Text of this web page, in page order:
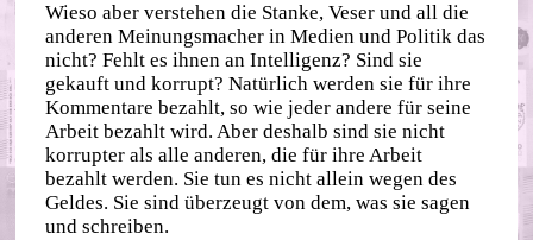
Wieso aber verstehen die Stanke, Veser und all die
anderen Meinungsmacher in Medien und Politik das
nicht? Fehlt es ihnen an Intelligenz? Sind sie
gekauft und korrupt? Natürlich werden sie für ihre
Kommentare bezahlt, so wie jeder andere für seine
Arbeit bezahlt wird. Aber deshalb sind sie nicht
korrupter als alle anderen, die für ihre Arbeit
bezahlt werden. Sie tun es nicht allein wegen des
Geldes. Sie sind überzeugt von dem, was sie sagen
und schreiben.